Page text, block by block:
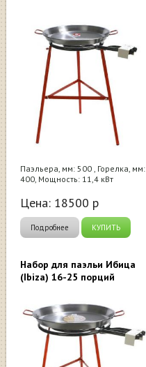
Паэльера, мм: 500 , Горелка, мм:
400, Мощность: 11,4 кВт
Цена: 18500 р
Подробнее КУПИТЬ
Набор для паэльи Ибица
(Ibiza) 16-25 порций